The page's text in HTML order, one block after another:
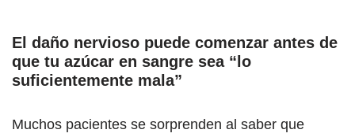
El daño nervioso puede comenzar antes de
que tu azúcar en sangre sea “lo
suficientemente mala”
Muchos pacientes se sorprenden al saber que